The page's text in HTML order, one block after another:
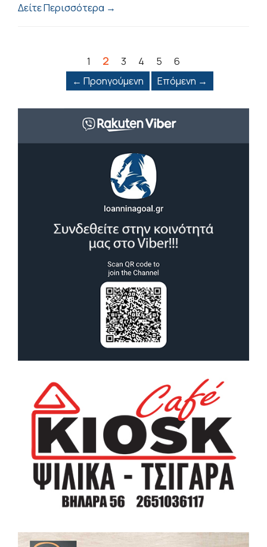
Δείτε Περισσότερα →
1 2 3 4 5
6
← Προηγούμενη
Επόμενη →